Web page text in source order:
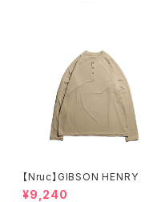
【Nruc】GIBSON HENRY
¥9,240